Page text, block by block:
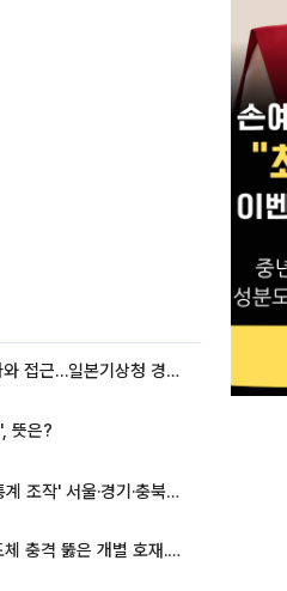
태풍 '돌핀' 오키나와 접근…일본기상청 경로 업데이트
뜻은?
서울·경기·충북 선관위 등 추가 압수수색
[증시키워드] 반도체 충격 뚫은 개별 호재...포스코퓨처엠·에코프로·한화솔루션 '눈길'